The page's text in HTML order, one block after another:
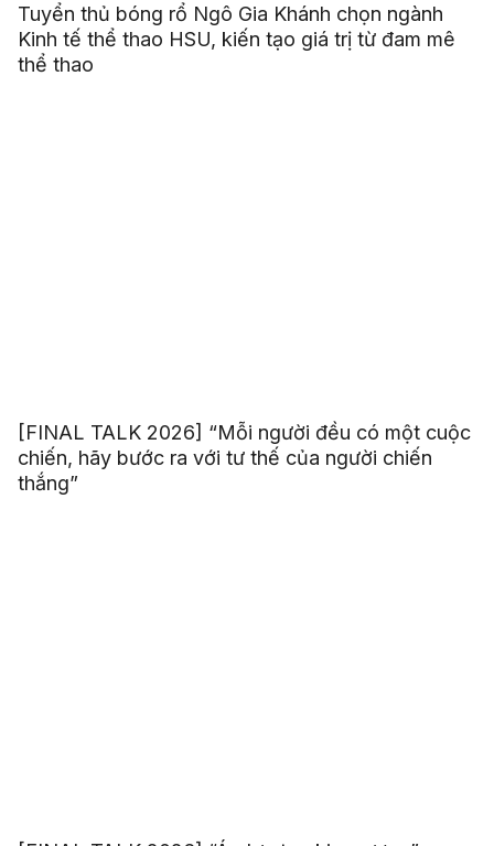
Tuyển thủ bóng rổ Ngô Gia Khánh chọn ngành
Kinh tế thể thao HSU, kiến tạo giá trị từ đam mê
thể thao
[FINAL TALK 2026] “Mỗi người đều có một cuộc
chiến, hãy bước ra với tư thế của người chiến
thắng”